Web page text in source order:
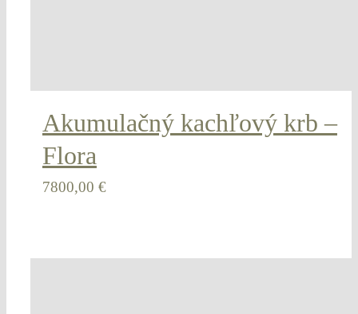
Akumulačný kachľový krb –
Flora
7800,00 €